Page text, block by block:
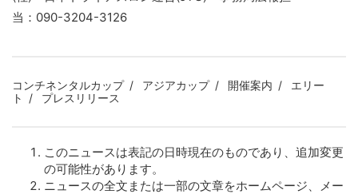
当：090-3204-3126
コンチネンタルカップ アジアカップ 開催案内
エリー
ト
プレスリリース
このニュースは表記の日時現在のものであり、追加変更
の可能性があります。
ニュースの全文または一部の文章をホームページ、メー